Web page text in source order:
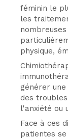
féminin le
les
physique,
générer une
des
l'anxiété ou
Face à ces
patientes